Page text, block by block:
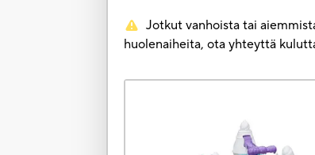
Jotkut vanhoista tai
huolenaiheita, ota yhteyttä